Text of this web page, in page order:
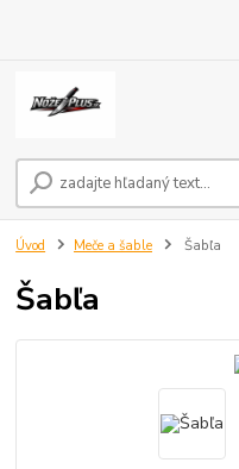
Úvod Meče a šable Šabľa
Šabľa